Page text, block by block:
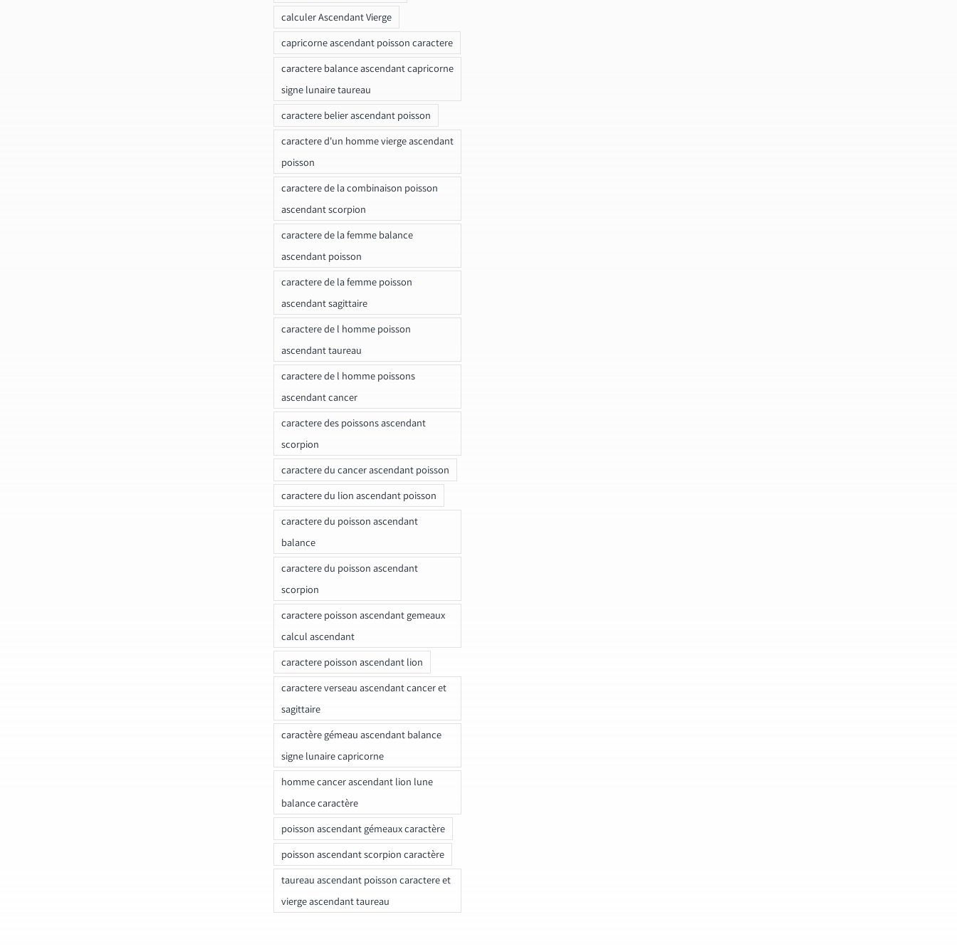
calculer Ascendant Vierge
capricorne ascendant poisson caractere
caractere balance ascendant capricorne
signe lunaire taureau
caractere belier ascendant poisson
caractere d'un homme vierge ascendant
poisson
caractere de la combinaison poisson
ascendant scorpion
caractere de la femme balance
ascendant poisson
caractere de la femme poisson
ascendant sagittaire
caractere de l homme poisson
ascendant taureau
caractere de l homme poissons
ascendant cancer
caractere des poissons ascendant
scorpion
caractere du cancer ascendant poisson
caractere du lion ascendant poisson
caractere du poisson ascendant
balance
caractere du poisson ascendant
scorpion
caractere poisson ascendant gemeaux
calcul ascendant
caractere poisson ascendant lion
caractere verseau ascendant cancer et
sagittaire
caractère gémeau ascendant balance
signe lunaire capricorne
homme cancer ascendant lion lune
balance caractère
poisson ascendant gémeaux caractère
poisson ascendant scorpion caractère
taureau ascendant poisson caractere et
vierge ascendant taureau